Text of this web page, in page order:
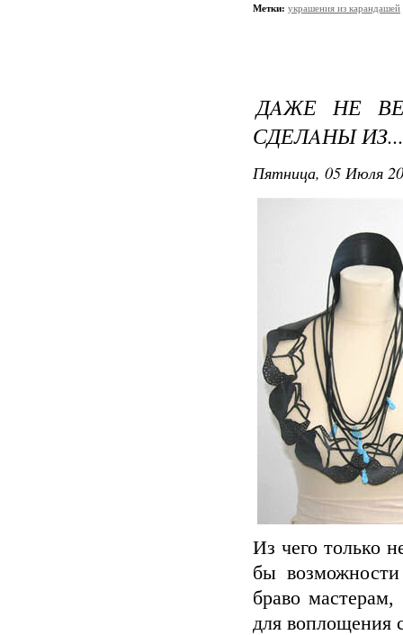
Метки: украшения из карандашей
ДAЖЕ НЕ
СДЕЛAНЫ
Пятница, 05 Июля
Из чего только
бы
браво
для воплощения